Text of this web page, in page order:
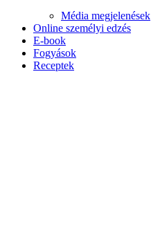
Média megjelenések
Online személyi edzés
E-book
Fogyások
Receptek